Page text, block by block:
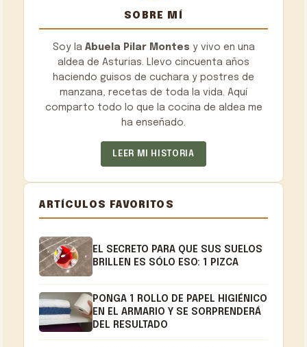
SOBRE MÍ
Soy la Abuela Pilar Montes y vivo en una
aldea de Asturias. Llevo cincuenta años
haciendo guisos de cuchara y postres de
manzana, recetas de toda la vida. Aquí
comparto todo lo que la cocina de aldea me
ha enseñado.
LEER MI HISTORIA
ARTÍCULOS FAVORITOS
EL SECRETO PARA QUE SUS SUELOS
BRILLEN ES SÓLO ESO: 1 PIZCA
PONGA 1 ROLLO DE PAPEL HIGIÉNICO
EN EL ARMARIO Y SE SORPRENDERÁ
DEL RESULTADO